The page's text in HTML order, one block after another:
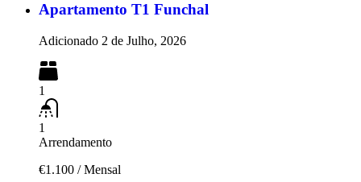
Apartamento T1 Funchal
Adicionado 2 de Julho, 2026
1
1
Arrendamento
€1.100 / Mensal